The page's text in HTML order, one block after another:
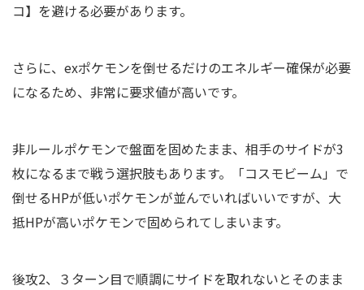
コ】を避ける必要があります。
さらに、exポケモンを倒せるだけのエネルギー確保が必要
になるため、非常に要求値が高いです。
非ルールポケモンで盤面を固めたまま、相手のサイドが3
枚になるまで戦う選択肢もあります。「コスモビーム」で
倒せるHPが低いポケモンが並んでいればいいですが、大
抵HPが高いポケモンで固められてしまいます。
後攻2、３ターン目で順調にサイドを取れないとそのまま